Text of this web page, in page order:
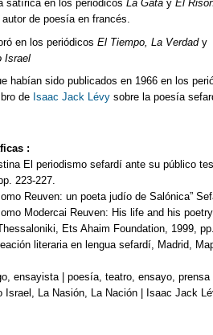
satírica en los periódicos La Gata y El
de poesía en francés.
en los periódicos El Tiempo, La Verdady
Israel
habían sido publicados en 1966 en los
de Isaac Jack Lévy sobre la poesía
:
El periodismo sefardí ante su público
223-227.
Reuven: un poeta judío de Salónica”
Modercai Reuven: His life and his
Ets Ahaim Foundation, 1999,
literaria en lengua sefardí, Madrid,
ensayista | poesía, teatro, ensayo,
Israel, La Nasión, La Nación | Isaac Jack